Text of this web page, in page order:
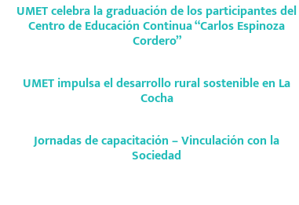
UMET celebra la graduación de los participantes del
Centro de Educación Continua “Carlos Espinoza
Cordero”
UMET impulsa el desarrollo rural sostenible en La
Cocha
Jornadas de capacitación – Vinculación con la
Sociedad